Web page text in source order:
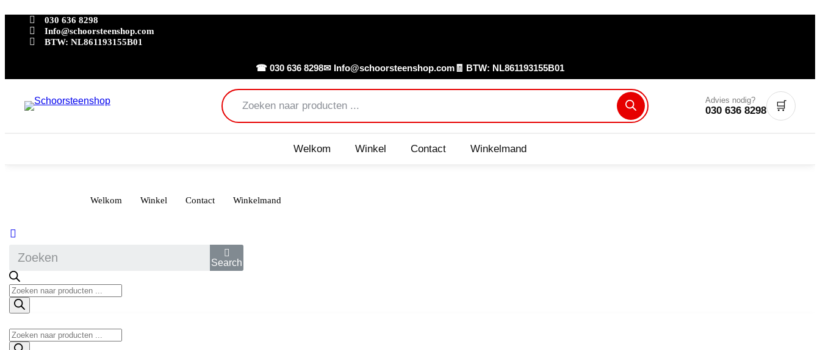
030 636 8298
Info@schoorsteenshop.com
BTW: NL861193155B01
☎ 030 636 8298✉ Info@schoorsteenshop.com 🧾 BTW: NL861193155B01
Producten
zoeken
Advies nodig?
030 636 8298 🛒
Welkom Winkel Contact Winkelmand
Welkom Winkel Contact Winkelmand
Search
Producten
zoeken
Producten
zoeken